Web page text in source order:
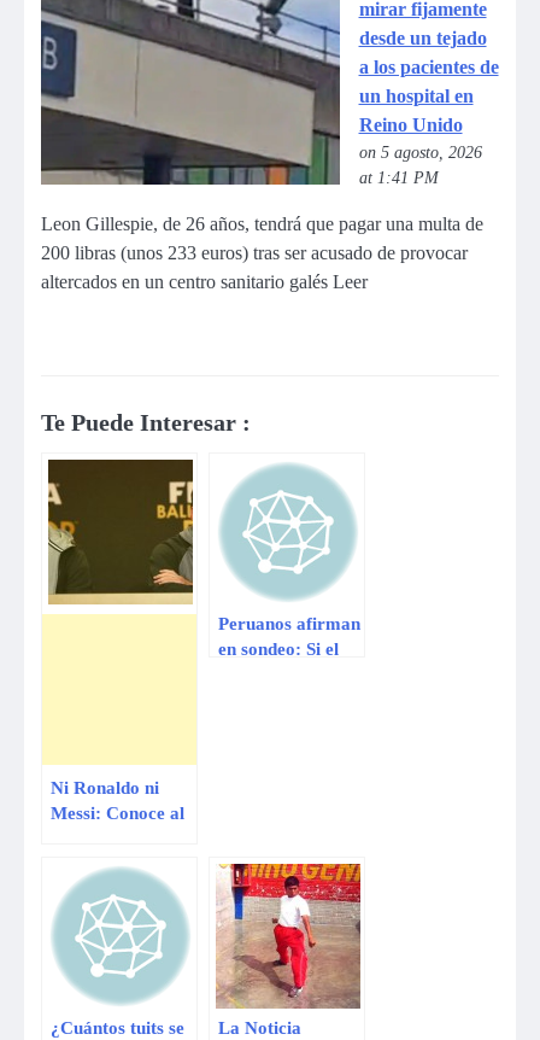
mirar fijamente
desde un tejado
a los pacientes de
un hospital en
Reino Unido
on 5 agosto, 2026
at 1:41 PM
Leon Gillespie, de 26 años, tendrá que pagar una multa de
200 libras (unos 233 euros) tras ser acusado de provocar
altercados en un centro sanitario galés Leer
Te Puede Interesar :
Ni Ronaldo ni
Messi: Conoce al
pagado del mundo
Peruanos afirman
en sondeo: Si el
¿Cuántos tuits se
La Noticia